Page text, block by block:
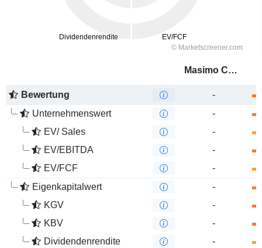
Masimo Corporation
Bewertung
-
Unternehmenswert
-
EV/ Sales
-
EV/EBITDA
-
EV/FCF
-
Eigenkapitalwert
-
KGV
-
KBV
-
Dividendenrendite
-